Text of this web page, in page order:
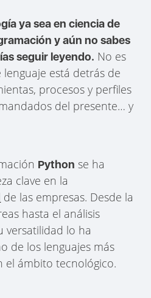
ya sea en ciencia de
y aún no sabes
seguir leyendo. No es
está detrás de
procesos y perfiles
del presente… y
Python se ha
clave en la
de las empresas. Desde la
hasta el análisis
versatilidad lo ha
de los lenguajes más
el ámbito tecnológico.